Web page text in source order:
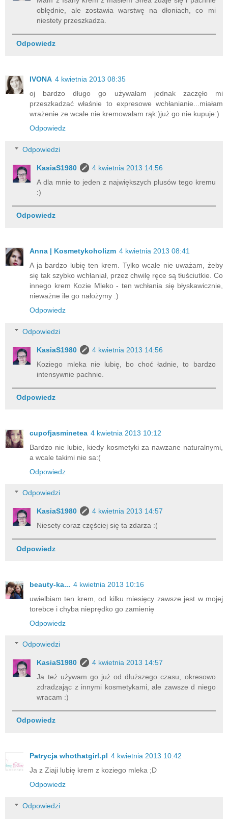
obłędnie, ale zostawia warstwę na dłoniach, co mi
niestety przeszkadza.
Odpowiedz
IVONA 4 kwietnia 2013 08:35
oj bardzo długo go używałam jednak zaczęło mi
przeszkadzać właśnie to expresowe wchłanianie...miałam
wrażenie ze wcale nie kremowałam rąk:)już go nie kupuje:)
Odpowiedz
Odpowiedzi
KasiaS1980
4 kwietnia 2013 14:56
A dla mnie to jeden z największych plusów tego kremu
:)
Odpowiedz
Anna | Kosmetykoholizm 4 kwietnia 2013 08:41
A ja bardzo lubię ten krem. Tylko wcale nie uważam, żeby
się tak szybko wchłaniał, przez chwilę ręce są tłuściutkie. Co
innego krem Kozie Mleko - ten wchłania się błyskawicznie,
nieważne ile go nałożymy :)
Odpowiedz
Odpowiedzi
KasiaS1980
4 kwietnia 2013 14:56
Koziego mleka nie lubię, bo choć ładnie, to bardzo
intensywnie pachnie.
Odpowiedz
cupofjasminetea 4 kwietnia 2013 10:12
Bardzo nie lubie, kiedy kosmetyki za nawzane naturalnymi,
a wcale takimi nie sa:(
Odpowiedz
Odpowiedzi
KasiaS1980
4 kwietnia 2013 14:57
Niesety coraz częściej się ta zdarza :(
Odpowiedz
beauty-ka... 4 kwietnia 2013 10:16
uwielbiam ten krem, od kilku miesięcy zawsze jest w mojej
torebce i chyba nieprędko go zamienię
Odpowiedz
Odpowiedzi
KasiaS1980
4 kwietnia 2013 14:57
Ja też używam go już od dłuższego czasu, okresowo
zdradzając z innymi kosmetykami, ale zawsze d niego
wracam :)
Odpowiedz
Patrycja whothatgirl.pl 4 kwietnia 2013 10:42
Ja z Ziaji lubię krem z koziego mleka ;D
Odpowiedz
Odpowiedzi